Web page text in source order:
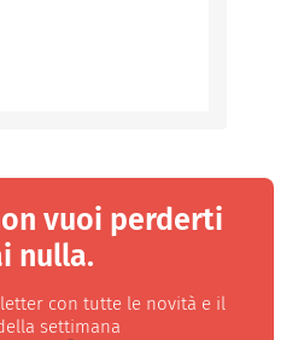
vuoi perderti
nulla.
con tutte le novità e il
settimana